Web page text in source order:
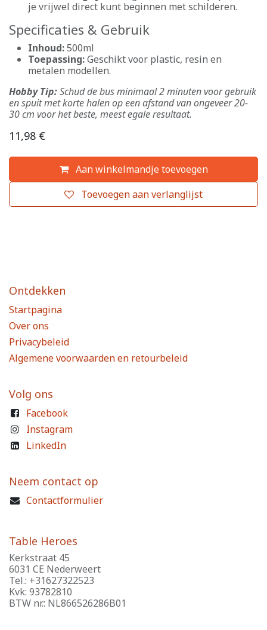
je vrijwel direct kunt beginnen met schilderen.
Specificaties & Gebruik
Inhoud:500ml
Toepassing:Geschikt voor plastic, resin en
metalen modellen.
Hobby Tip:Schud de bus minimaal 2 minuten voor gebruik
en spuit met korte halen op een afstand van ongeveer 20-
30 cm voor het beste, meest egale resultaat.
11,98 €
Aan winkelmandje toevoegen
Toevoegen aan verlanglijst
Ontdekken
Startpagina
Over ons
Privacybeleid
Algemene voorwaarden en retourbeleid
Volg ons
Facebook
Instagram
LinkedIn
Neem contact op
Contactformulier
Table Heroes
Kerkstraat 45
6031 CE Nederweert
Tel.: +31627322523
Kvk: 93782810
BTW nr.: NL866526286B01